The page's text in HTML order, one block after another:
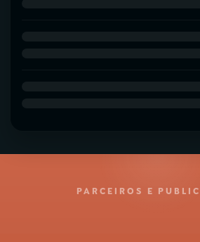
PARCEIROS E